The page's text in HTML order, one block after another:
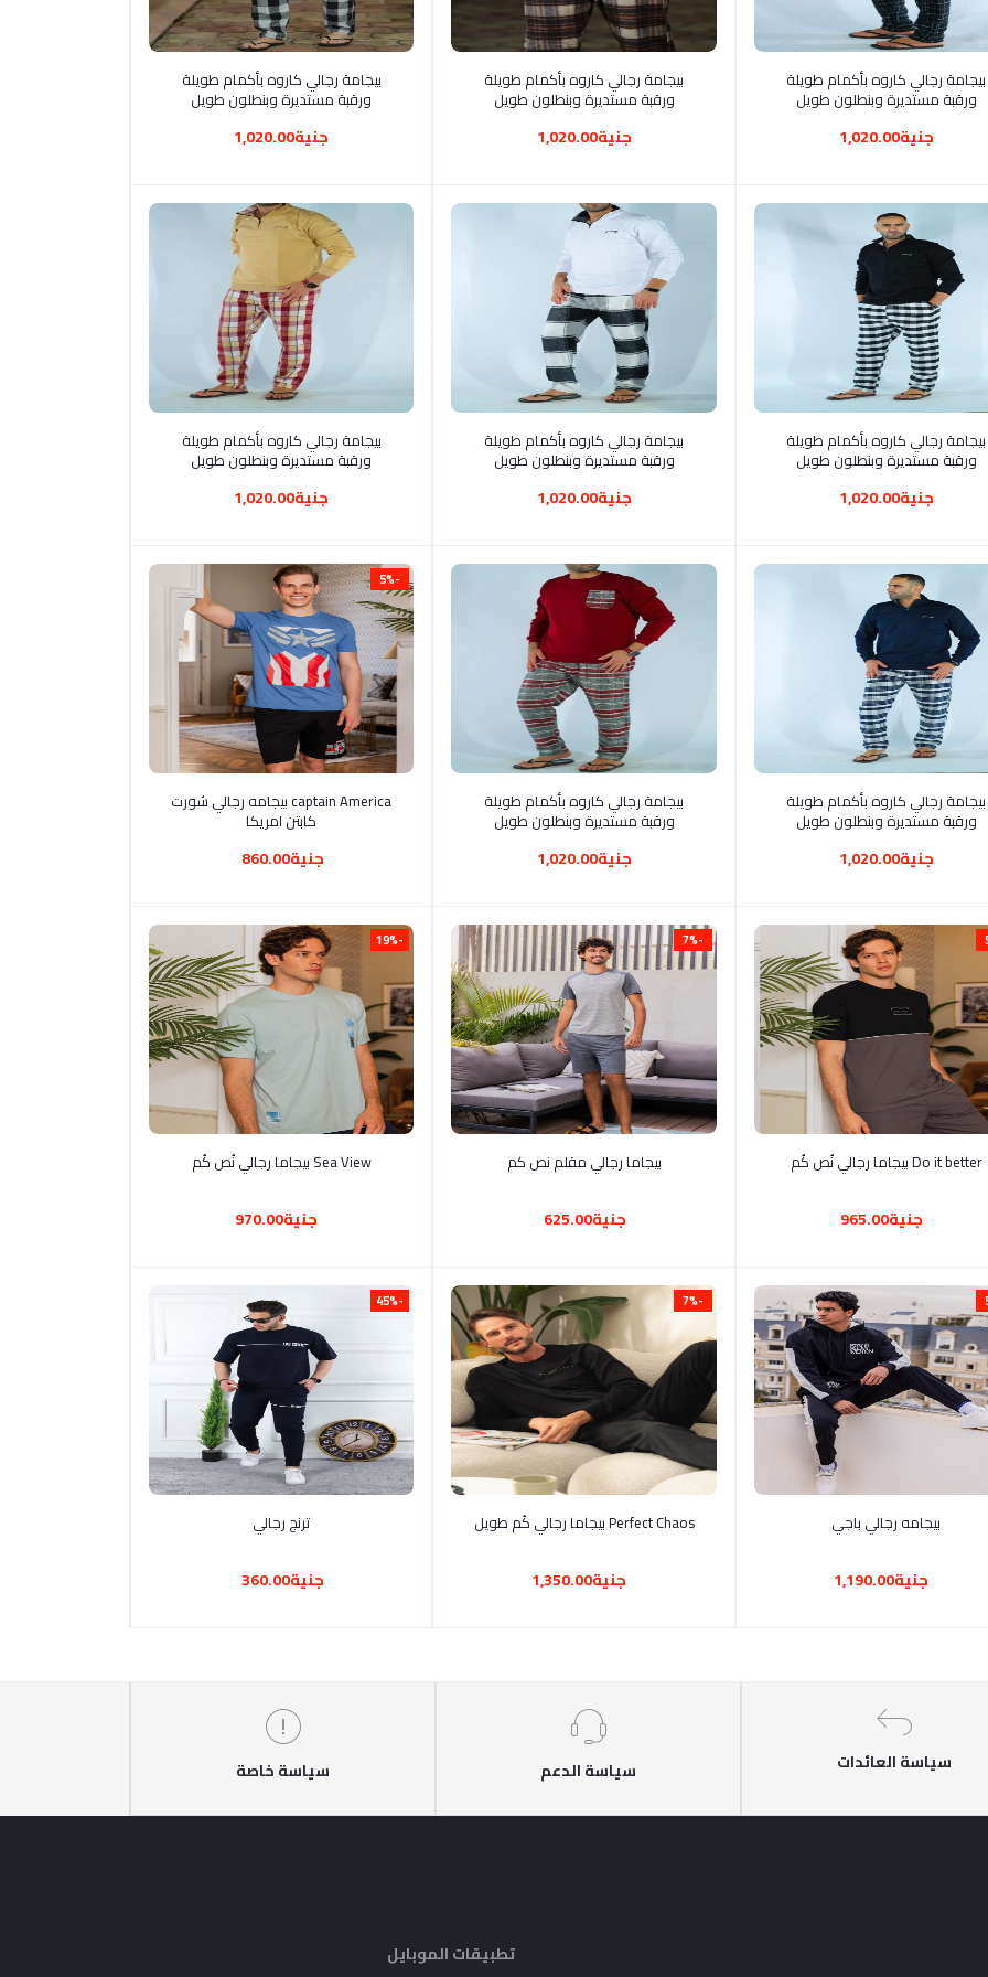
أضف إلى السلة
بيجامة رجالي كاروه بأكمام طويلة
ورقبة مستديرة وبنطلون طويل
جنية1,020.00
أضف إلى السلة
بيجامة رجالي كاروه بأكمام طويلة
ورقبة مستديرة وبنطلون طويل
جنية1,020.00
أضف إلى السلة
بيجامة رجالي كاروه بأكمام طويلة
ورقبة مستديرة وبنطلون طويل
جنية1,020.00
أضف إلى السلة
بيجامة رجالي كاروه بأكمام طويلة
ورقبة مستديرة وبنطلون طويل
جنية1,020.00
أضف إلى السلة
بيجامة رجالي كاروه بأكمام طويلة
ورقبة مستديرة وبنطلون طويل
جنية1,020.00
أضف إلى السلة
بيجامة رجالي كاروه بأكمام طويلة
ورقبة مستديرة وبنطلون طويل
جنية1,020.00
أضف إلى السلة
بيجامة رجالي كاروه بأكمام طويلة
ورقبة مستديرة وبنطلون طويل
جنية1,020.00
أضف إلى السلة
بيجامة رجالي كاروه بأكمام طويلة
ورقبة مستديرة وبنطلون طويل
جنية1,020.00
-5%
أضف إلى السلةcaptain America بيجامه رجالي شورت
كابتن امريكا
جنية860.00
أضف إلى السلةDo it better بيجاما رجالي نُص كُم
جنية965.00
-7%
أضف إلى السلة
بيجاما رجالي مقلم نص كم
جنية625.00
-19%
أضف إلى السلةSea View بيجاما رجالي نُص كُم
جنية970.00
أضف إلى السلة
بيجامه رجالي باجي
جنية1,190.00
-7%
أضف إلى السلةPerfect Chaos بيجاما رجالي كُم طويل
جنية1,350.00
-45%
أضف إلى السلة
ترنج رجالي
جنية360.00
سياسة العائدات سياسة الدعم سياسة خاصة
تطبيقات الموبايل